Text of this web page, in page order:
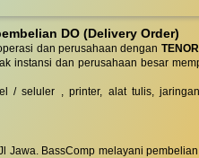
DO (Delivery Order)
dan perusahaan dengan
instansi dan perusahaan besar
/ seluler , printer, alat tulis,
BassComp melayani